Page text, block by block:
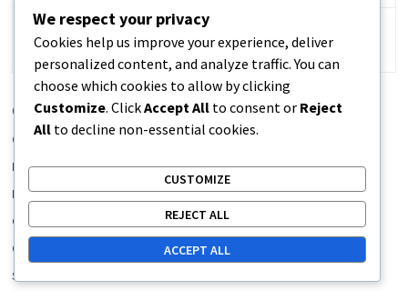
Gramíneas
Ornamentais
Poda anual Baixa
Compreender os requisitos de manutenção de
diferentes plantas ajuda no planejamento da
manutenção do campo de mini golfe. Cronogramas
regulares de corte, poda e irrigação devem ser
estabelecidos com base nas necessidades específicas
de cada tipo de planta para garantir uma paisagem
saudável e atraente.
We respect your privacy
Cookies help us improve your experience, deliver
personalized content, and analyze traffic. You can
choose which cookies to allow by clicking
Customize. ClickAccept All to consent or Reject
All to decline non-essential cookies.
CUSTOMIZE
REJECT ALL
ACCEPT ALL